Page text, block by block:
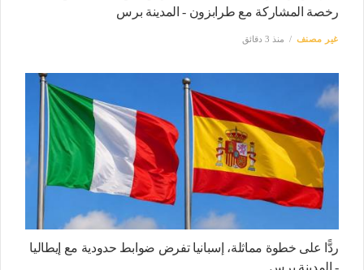
رخصة المشاركة مع طرابزون - المدينة برس
غير مصنف منذ 3 دقائق
ردًّا على خطوة مماثلة، إسبانيا تفرض ضوابط حدودية مع إيطاليا
- المدينة برس